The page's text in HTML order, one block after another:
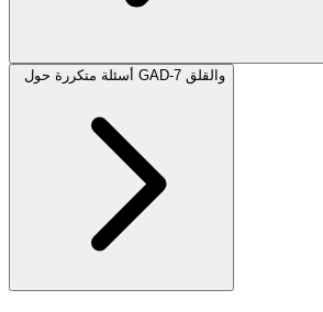
أسئلة متكررة حول GAD-7 والقلق